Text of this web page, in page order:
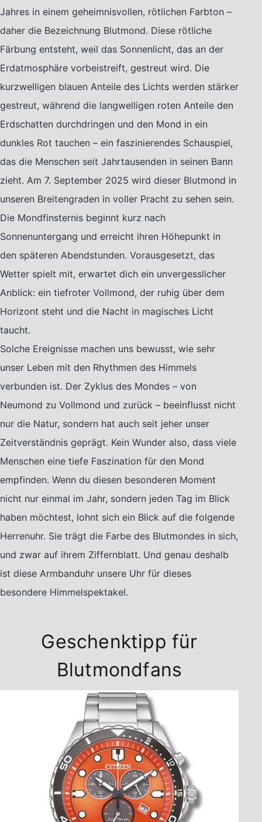
Jahres in einem geheimnisvollen, rötlichen Farbton –
daher die Bezeichnung Blutmond. Diese rötliche
Färbung entsteht, weil das Sonnenlicht, das an der
Erdatmosphäre vorbeistreift, gestreut wird. Die
kurzwelligen blauen Anteile des Lichts werden stärker
gestreut, während die langwelligen roten Anteile den
Erdschatten durchdringen und den Mond in ein
dunkles Rot tauchen – ein faszinierendes Schauspiel,
das die Menschen seit Jahrtausenden in seinen Bann
zieht. Am 7. September 2025 wird dieser Blutmond in
unseren Breitengraden in voller Pracht zu sehen sein.
Die Mondfinsternis beginnt kurz nach
Sonnenuntergang und erreicht ihren Höhepunkt in
den späteren Abendstunden. Vorausgesetzt, das
Wetter spielt mit, erwartet dich ein unvergesslicher
Anblick: ein tiefroter Vollmond, der ruhig über dem
Horizont steht und die Nacht in magisches Licht
taucht.
Solche Ereignisse machen uns bewusst, wie sehr
unser Leben mit den Rhythmen des Himmels
verbunden ist. Der Zyklus des Mondes – von
Neumond zu Vollmond und zurück – beeinflusst nicht
nur die Natur, sondern hat auch seit jeher unser
Zeitverständnis geprägt. Kein Wunder also, dass viele
Menschen eine tiefe Faszination für den Mond
empfinden. Wenn du diesen besonderen Moment
nicht nur einmal im Jahr, sondern jeden Tag im Blick
haben möchtest, lohnt sich ein Blick auf die folgende
Herrenuhr. Sie trägt die Farbe des Blutmondes in sich,
und zwar auf ihrem Ziffernblatt. Und genau deshalb
ist diese Armbanduhr unsere Uhr für dieses
besondere Himmelspektakel.
Geschenktipp für
Blutmondfans